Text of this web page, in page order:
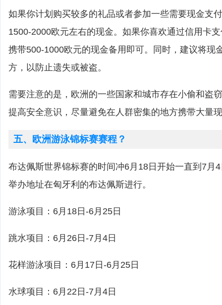
如果你计划购买较多的礼品或者参加一些需要现金支
1500-2000欧元左右的现金。如果你喜欢通过信用卡
携带500-1000欧元的现金备用即可。同时，建议将现
方，以防止遗失或被盗。
需要注意的是，欧洲的一些国家和城市存在小偷和盗
提高安全意识，尽量避免在人群密集的地方携带大量
五、欧洲游泳锦标赛赛程？
布达佩斯世界锦标赛的时间冲6月18日开始一直到7月
举办地址在匈牙利的布达佩斯进行。
游泳项目：6月18日-6月25日
跳水项目：6月26日-7月4日
花样游泳项目：6月17日-6月25日
水球项目：6月22日-7月4日